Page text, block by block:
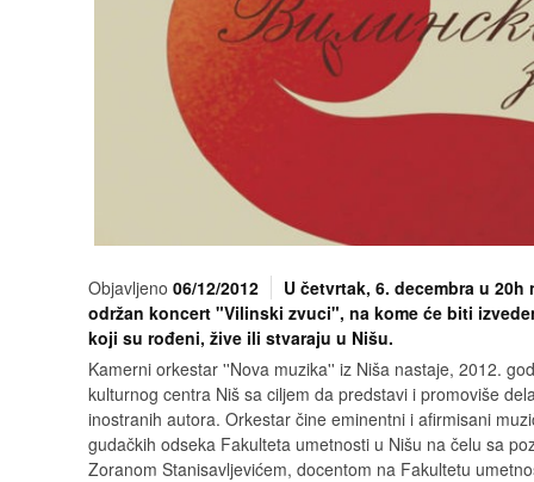
Objavljeno 06/12/2012
U četvrtak, 6. decembra u
održan koncert "Vilinski zvuci", na kome će biti
koji su rođeni, žive ili stvaraju u Nišu.
Kamerni orkestar ''Nova muzika'' iz Niša nastaje, 2012.
kulturnog centra Niš sa ciljem da predstavi i promoviše
inostranih autora. Orkestar čine eminentni i afirmisani
gudačkih odseka Fakulteta umetnosti u Nišu na čelu sa
Zoranom Stanisavljevićem, docentom na Fakultetu